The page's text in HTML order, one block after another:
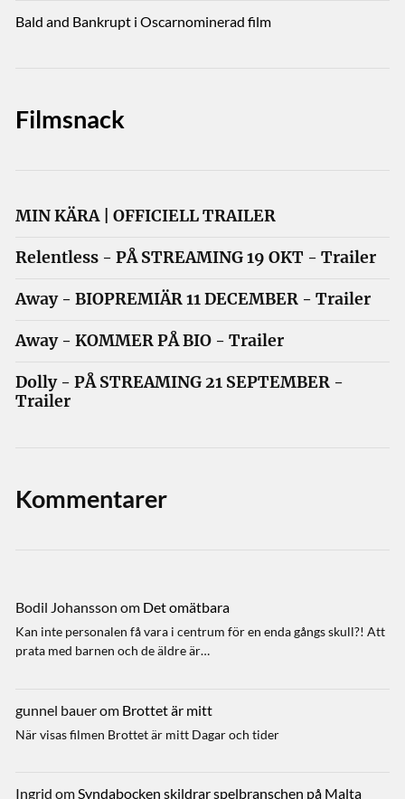
Bald and Bankrupt i Oscarnominerad film
Filmsnack
MIN KÄRA | OFFICIELL TRAILER
Relentless - PÅ STREAMING 19 OKT - Trailer
Away - BIOPREMIÄR 11 DECEMBER - Trailer
Away - KOMMER PÅ BIO - Trailer
Dolly - PÅ STREAMING 21 SEPTEMBER -
Trailer
Kommentarer
Bodil Johansson om Det omätbara
Kan inte personalen få vara i centrum för en enda gångs skull?! Att
prata med barnen och de äldre är…
gunnel bauerom Brottet är mitt
När visas filmen Brottet är mitt Dagar och tider
Ingrid omSyndabocken skildrar spelbranschen på Malta